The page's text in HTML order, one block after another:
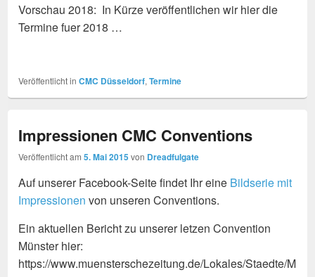
Vorschau 2018: In Kürze veröffentlichen wir hier die
Termine fuer 2018 …
Veröffentlicht in CMC Düsseldorf,Termine
Impressionen CMC Conventions
Veröffentlicht am5. Mai 2015 von Dreadfulgate
Auf unserer Facebook-Seite findet Ihr eine Bildserie mit
Impressionen von unseren Conventions.
Ein aktuellen Bericht zu unserer letzen Convention
Münster hier:
https://www.muensterschezeitung.de/Lokales/Staedte/M